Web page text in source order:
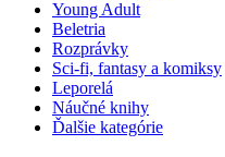
Young Adult
Beletria
Rozprávky
Sci-fi, fantasy a komiksy
Leporelá
Náučné knihy
Ďalšie kategórie